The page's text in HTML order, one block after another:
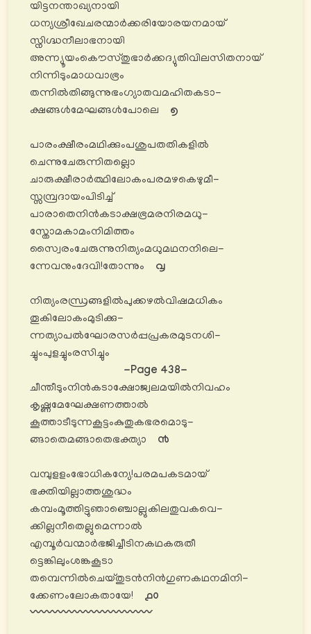
യിട്ടനന്താഖ്യനായി
ധന്യശ്രീഖേചരന്മാർക്കരിയോരയനമായ്
സ്നിഗ്ദ്ധനീലാഭനായി
അന്ന്യൂയംകൌസ്തുഭാർക്കദ്യുതിവിലസിതനായ്
നിന്നിടുംമാധവാഭ്രം
തന്നിൽതിങ്ങുന്നുഭംഗ്യാതവമഹിതകടാ-
ക്ഷങ്ങൾമേഘങ്ങൾപോലെ ൭
പാരംക്ഷീരംമഥിക്കുംപശുപതതികളിൽ
ചെന്നുചേരുന്നിതല്ലൊ
ചാരുക്ഷീരാർത്ഥിലോകംപരമഴകെഴുമീ-
സ്സമ്പ്രദായംപിടിച്ച്
പാരാതെനിൻകടാക്ഷഭ്രമരനിരമധു-
സ്തോമകാമംനിമിത്തം
സ്വൈരംചേരുന്നുനിത്യംമധുമഥനനിലെ-
ന്നേവനുംദേവി!തോന്നും ൮
നിത്യംരന്ധ്രങ്ങളിൽപുക്കഴൽവിഷമധികം
തൂകിലോകംമുടിക്കു-
ന്നത്യാപൽഘോരസർപ്പപ്രകരമുടനശി-
ച്ചുംപുളച്ചുംരസിച്ചും
-Page 438-
ചീന്തീടുംനിൻകടാക്ഷോജ്വലമയിൽനിവഹം
കൃഷ്ണമേഘേക്ഷണത്താൽ
കൂത്താടീടുന്നകൂട്ടംകുതുകഭരമൊടു-
ങ്ങാതെമങ്ങാതെഭക്ത്യാ ൯
വമ്പുളളംഭോധികന്യേ!പരമപകടമായ്
ഭക്തിയില്ലാത്തശുദ്ധം
കമ്പംമൂത്തിട്ടുഞാഞ്ചൊല്ലുകിലതുവകവെ-
ക്കില്ലനീതെല്ലുമെന്നാൽ
എമ്പൂർവന്മാർഭജിച്ചീടിനകഥകരുതീ
ട്ടെങ്കിലുംശങ്കകൂടാ
തമ്പെന്നിൽചെയ്തുടൻനിൻഗുണകഥനമിനി-
ക്കേണംലോകതായേ! ൧൦
〰️〰️〰️〰️〰️〰️〰️〰️〰️〰️〰️